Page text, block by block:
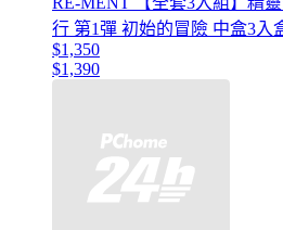
行 第1彈 初始的冒險 中盒3入
$1,350
$1,390